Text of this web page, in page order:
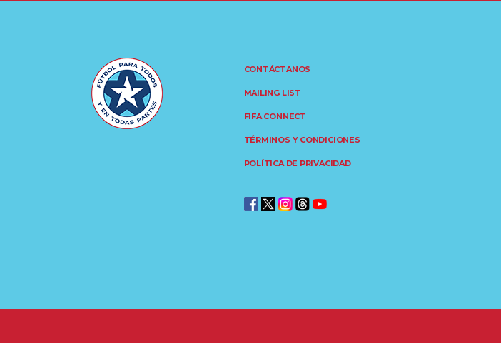
CONTÁCTANOS
MAILING LIST
FIFA CONNECT
TÉRMINOS Y CONDICIONES
POLÍTICA DE PRIVACIDAD